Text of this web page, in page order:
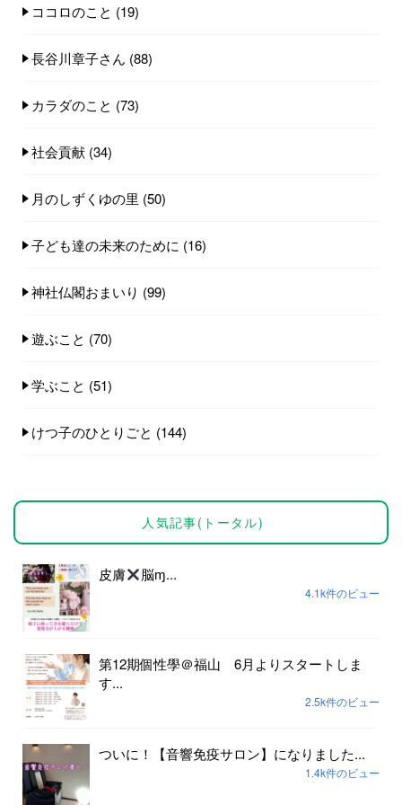
ココロのこと (19)
長谷川章子さん (88)
カラダのこと (73)
社会貢献 (34)
月のしずくゆの里 (50)
子ども達の未来のために (16)
神社仏閣おまいり (99)
遊ぶこと (70)
学ぶこと (51)
けつ子のひとりごと (144)
人気記事(トータル)
皮膚 脳ɱ...
4.1k件のビュー
第12期個性學＠福山 6月よりスタートしま
す...
2.5k件のビュー
ついに！【音響免疫サロン】になりました...
1.4k件のビュー